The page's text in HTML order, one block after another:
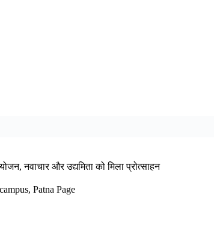
नवाचार और उद्यमिता को मिला प्रोत्साहन
, Patna Page